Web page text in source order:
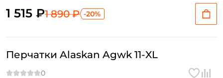
1 515 ₽1 890 ₽ -20%
Перчатки Alaskan Agwk 11-XL